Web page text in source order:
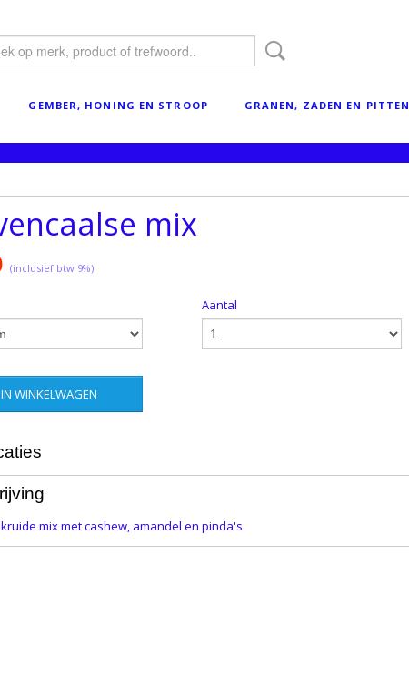
GEMBER, HONING EN STROOP GRANEN, ZADEN EN PITTEN
mix
(inclusief btw 9%)
Aantal
IN WINKELWAGEN
mix met cashew, amandel en pinda's.